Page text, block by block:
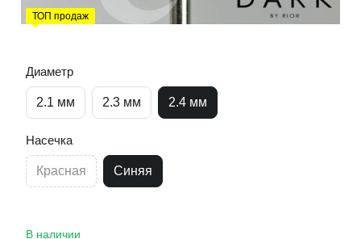
ТОП продаж
Диаметр
2.1 мм 2.3 мм 2.4 мм
Насечка
Красная Синяя
В наличии